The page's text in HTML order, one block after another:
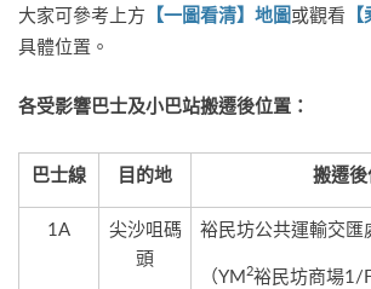
大家可參考上方 【一圖看清】地圖 或觀看
具體位置。
各受影響巴士及小巴站搬遷後位置：
巴士線 目的地 搬遷後
1A
尖沙咀碼
頭
裕民坊公共運輸交匯
（YM2裕民坊商場1/